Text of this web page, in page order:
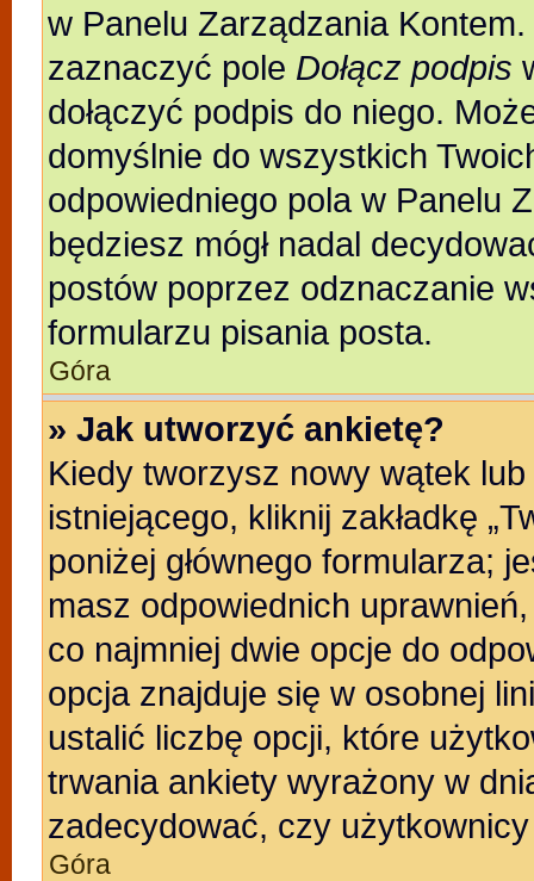
w Panelu Zarządzania
zaznaczyć pole Dołącz podpis
dołączyć podpis do niego.
domyślnie do wszystkich
odpowiedniego pola w Panelu
będziesz mógł nadal
postów poprzez odznaczanie
formularzu pisania posta.
Góra
» Jak utworzyć ankietę?
Kiedy tworzysz nowy wątek
istniejącego, kliknij zakładkę
poniżej głównego formularza;
masz odpowiednich
co najmniej dwie opcje do
opcja znajduje się w osobnej
ustalić liczbę opcji, które
trwania ankiety wyrażony w
zadecydować, czy
Góra